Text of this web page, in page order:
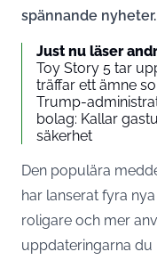
spännande nyheter.
Just nu läser
Toy Story 5 tar
träffar ett ämne
Trump-
bolag: Kallar
säkerhet
Den populära
har lanserat fyra
roligare och mer
uppdateringarna du